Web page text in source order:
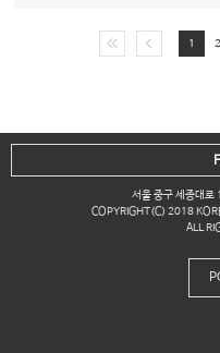
1 2
서울 중구 세종대
COPYRIGHT(C) 2018
ALL